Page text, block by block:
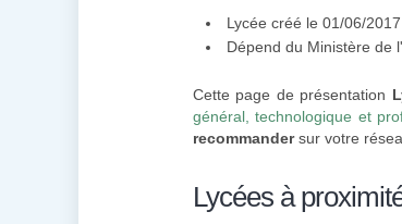
Lycée créé le 01/06/2017
Dépend du Ministère de
Cette page de présentation
général, technologique et
recommandersur votre
Lycées à